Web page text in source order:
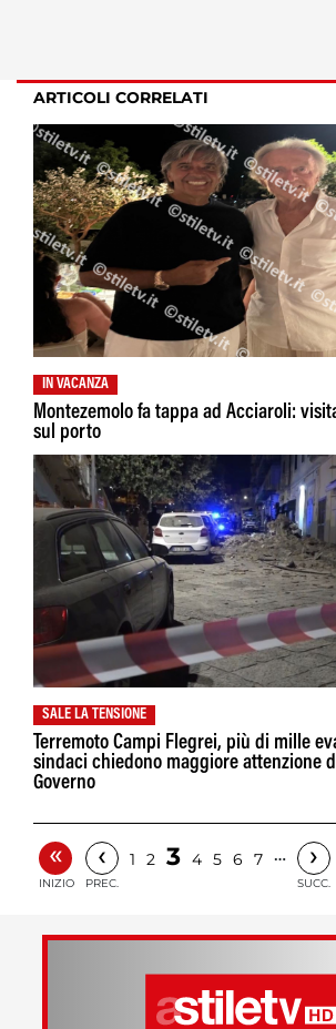
ARTICOLI CORRELATI
IN VACANZA
Montezemolo fa tappa ad Acciaroli:
sul porto
SALE LA TENSIONE
Terremoto Campi Flegrei, più di mille
sindaci chiedono maggiore attenzione
Governo
«
INIZIO
‹
PREC.
1 2 3 4 5 6 7 … ›
SUCC.